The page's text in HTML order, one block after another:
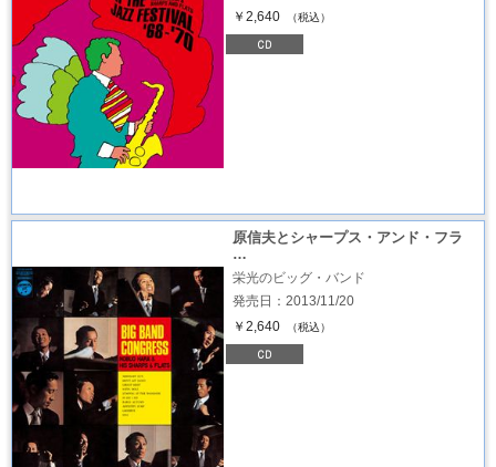
￥2,640
（税込）
原信夫とシャープス・アンド・フラ
…
栄光のビッグ・バンド
発売日：2013/11/20
￥2,640
（税込）